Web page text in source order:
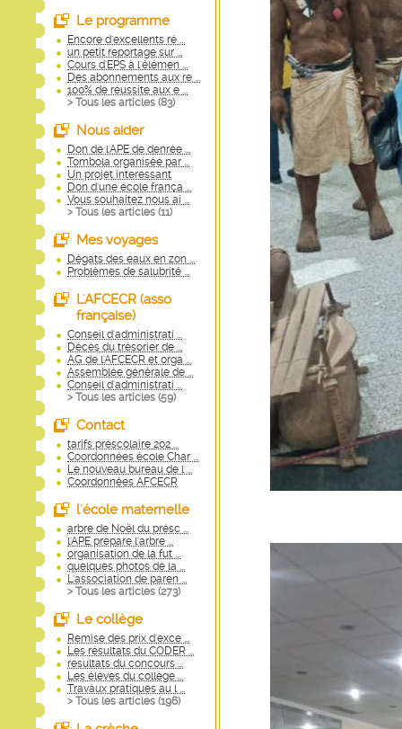
Le programme
Encore d'excellents ré ...
un petit reportage sur ...
Cours d'EPS à l'élémen ...
Des abonnements aux re ...
100% de réussite aux e ...
> Tous les articles (83)
Nous aider
Don de l'APE de denrée ...
Tombola organisée par ...
Un projet interessant
Don d'une école frança ...
Vous souhaitez nous ai ...
> Tous les articles (11)
Mes voyages
Dégats des eaux en zon ...
Problèmes de salubrité ...
L'AFCECR (asso
française)
Conseil d'administrati ...
Décès du trésorier de ...
AG de l'AFCECR et orga ...
Assemblée générale de ...
Conseil d'administrati ...
> Tous les articles (59)
Contact
tarifs préscolaire 202 ...
Coordonnées école Char ...
Le nouveau bureau de l ...
Coordonnées AFCECR
l'école maternelle
arbre de Noël du présc ...
l'APE prepare l'arbre ...
organisation de la fut ...
quelques photos de la ...
L'association de paren ...
> Tous les articles (273)
Le collège
Remise des prix d'exce ...
Les résultats du CODER ...
resultats du concours ...
Les élèves du collège ...
Travaux pratiques au l ...
> Tous les articles (196)